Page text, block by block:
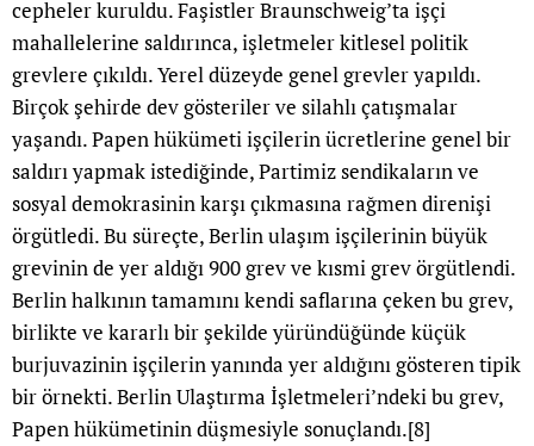
cepheler kuruldu. Faşistler Braunschweig’ta işçi
mahallelerine saldırınca, işletmeler kitlesel politik
grevlere çıkıldı. Yerel düzeyde genel grevler yapıldı.
Birçok şehirde dev gösteriler ve silahlı çatışmalar
yaşandı. Papen hükümeti işçilerin ücretlerine genel bir
saldırı yapmak istediğinde, Partimiz sendikaların ve
sosyal demokrasinin karşı çıkmasına rağmen direnişi
örgütledi. Bu süreçte, Berlin ulaşım işçilerinin büyük
grevinin de yer aldığı 900 grev ve kısmi grev örgütlendi.
Berlin halkının tamamını kendi saflarına çeken bu grev,
birlikte ve kararlı bir şekilde yüründüğünde küçük
burjuvazinin işçilerin yanında yer aldığını gösteren tipik
bir örnekti. Berlin Ulaştırma İşletmeleri’ndeki bu grev,
Papen hükümetinin düşmesiyle sonuçlandı.[8]